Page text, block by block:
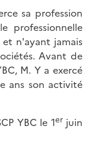
sa profession
professionnelle
n'ayant jamais
Avant de
M. Y a exercé
ans son activité
YBC le 1erjuin